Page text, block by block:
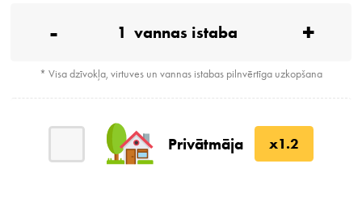
- 1 vannas istaba +
* Visa dzīvokļa, virtuves un vannas istabas pilnvērtīga uzkopšana
Privātmāja x1.2